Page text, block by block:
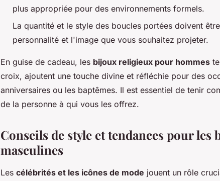
plus appropriée pour des environnements formels.
La quantité et le style des boucles portées doivent
personnalité et l'image que vous souhaitez projeter.
En guise de cadeau, les bijoux religieux pour hommes
croix, ajoutent une touche divine et réfléchie pour des
anniversaires ou les baptêmes. Il est essentiel de tenir
de la personne à qui vous les offrez.
Conseils de style et tendances pour
masculines
Les célébrités et les icônes de mode jouent un rôle